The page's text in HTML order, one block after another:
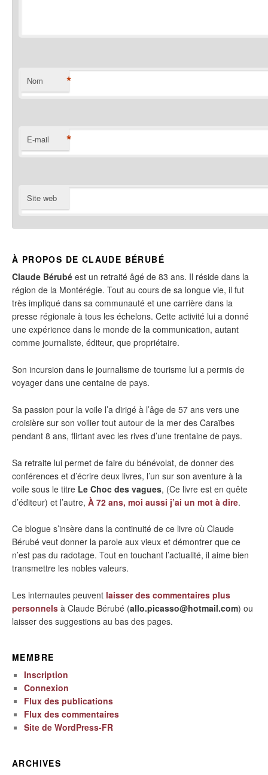
Nom *
E-mail *
Site web
À PROPOS DE CLAUDE BÉRUBÉ
Claude Bérubé est un retraité âgé de 83 ans. Il réside dans la
région de la Montérégie. Tout au cours de sa longue vie, il fut
très impliqué dans sa communauté et une carrière dans la
presse régionale à tous les échelons. Cette activité lui a donné
une expérience dans le monde de la communication, autant
comme journaliste, éditeur, que propriétaire.
Son incursion dans le journalisme de tourisme lui a permis de
voyager dans une centaine de pays.
Sa passion pour la voile l’a dirigé à l’âge de 57 ans vers une
croisière sur son voilier tout autour de la mer des Caraïbes
pendant 8 ans, flirtant avec les rives d’une trentaine de pays.
Sa retraite lui permet de faire du bénévolat, de donner des
conférences et d’écrire deux livres, l’un sur son aventure à la
voile sous le titre Le Choc des vagues, (Ce livre est en quête
d’éditeur) et l’autre, À 72 ans, moi aussi j’ai un mot à dire.
Ce blogue s’insère dans la continuité de ce livre où Claude
Bérubé veut donner la parole aux vieux et démontrer que ce
n’est pas du radotage. Tout en touchant l’actualité, il aime bien
transmettre les nobles valeurs.
Les internautes peuvent laisser des commentaires plus
personnels à Claude Bérubé (allo.picasso@hotmail.com) ou
laisser des suggestions au bas des pages.
MEMBRE
Inscription
Connexion
Flux des publications
Flux des commentaires
Site de WordPress-FR
ARCHIVES